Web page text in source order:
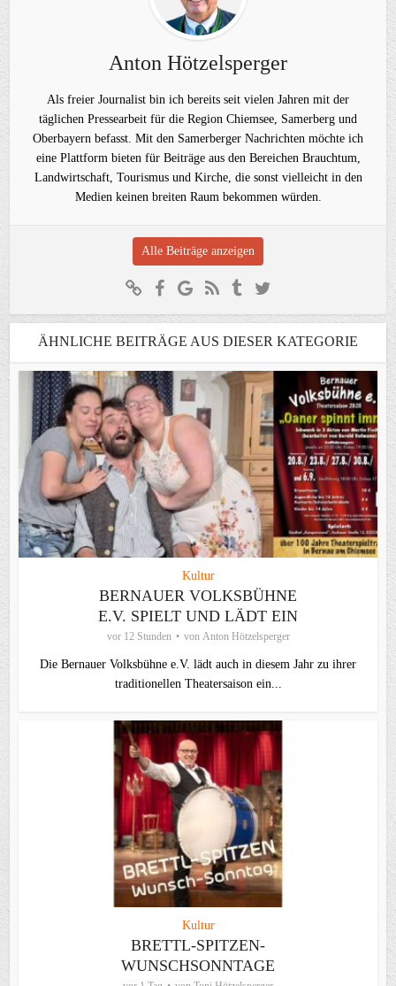
Anton Hötzelsperger
Als freier Journalist bin ich bereits seit vielen Jahren mit der
täglichen Pressearbeit für die Region Chiemsee, Samerberg und
Oberbayern befasst. Mit den Samerberger Nachrichten möchte ich
eine Plattform bieten für Beiträge aus den Bereichen Brauchtum,
Landwirtschaft, Tourismus und Kirche, die sonst vielleicht in den
Medien keinen breiten Raum bekommen würden.
Alle Beiträge anzeigen
ÄHNLICHE BEITRÄGE AUS DIESER KATEGORIE
Kultur
BERNAUER VOLKSBÜHNE
E.V. SPIELT UND LÄDT EIN
vor 12 Stunden von Anton Hötzelsperger
Die Bernauer Volksbühne e.V. lädt auch in diesem Jahr zu ihrer
traditionellen Theater­saison ein...
Kultur
BRETTL-SPITZEN-
WUNSCHSONNTAGE